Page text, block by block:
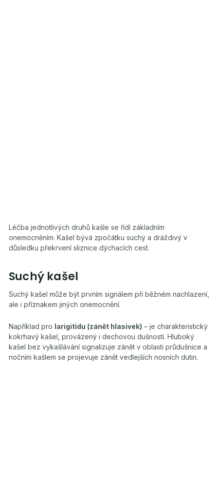
Léčba jednotlivých druhů kašle se řídí základním
onemocněním. Kašel bývá zpočátku suchý a dráždivý v
důsledku překrvení sliznice dýchacích cest.
Suchý kašel
Suchý kašel může být prvním signálem při běžném nachlazení,
ale i příznakem jiných onemocnění.
Například pro larigitidu (zánět hlasivek) – je charakteristický
kokrhavý kašel, provázený i dechovou dušností. Hluboký
kašel bez vykašlávání signalizuje zánět v oblasti průdušnice a
nočním kašlem se projevuje zánět vedlejších nosních dutin.